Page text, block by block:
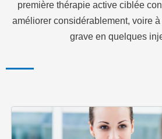
première thérapie active ciblée
améliorer considérablement, voire à
grave en quelques